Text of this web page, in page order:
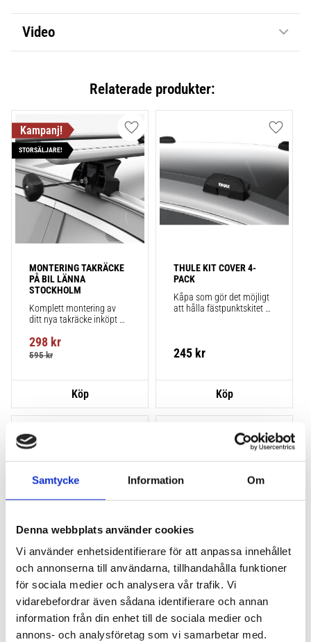
Samtycke Information Om
Denna webbplats använder cookies
Vi använder enhetsidentifierare för att anpassa innehållet
och annonserna till användarna, tillhandahålla funktioner
för sociala medier och analysera vår trafik. Vi
vidarebefordrar även sådana identifierare och annan
information från din enhet till de sociala medier och
annons- och analysföretag som vi samarbetar med.
Video
Relaterade produkter:
MONTERING TAKRÄCKE
PÅ BIL LÄNNA
STOCKHOLM
Komplett montering av
ditt nya takräcke inköpt
montering på din bil.
298 kr
595kr
STORSÄLJARE!
Lägg till i favoriter
THULE KIT COVER 4-
PACK
Kåpa som gör det möjligt
att hålla fästpunktskitet
245 kr
Lägg
THULE PRORIDE
Storsäljande cykelhållare
för takräcke
2 195kr
2 395kr
POPULÄRAST!
THULE PRORIDE BLACK
Storsäljande
takcykelhållare
2 395kr
2 595kr
Lägg